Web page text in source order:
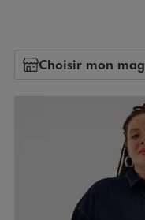
Choisir mon